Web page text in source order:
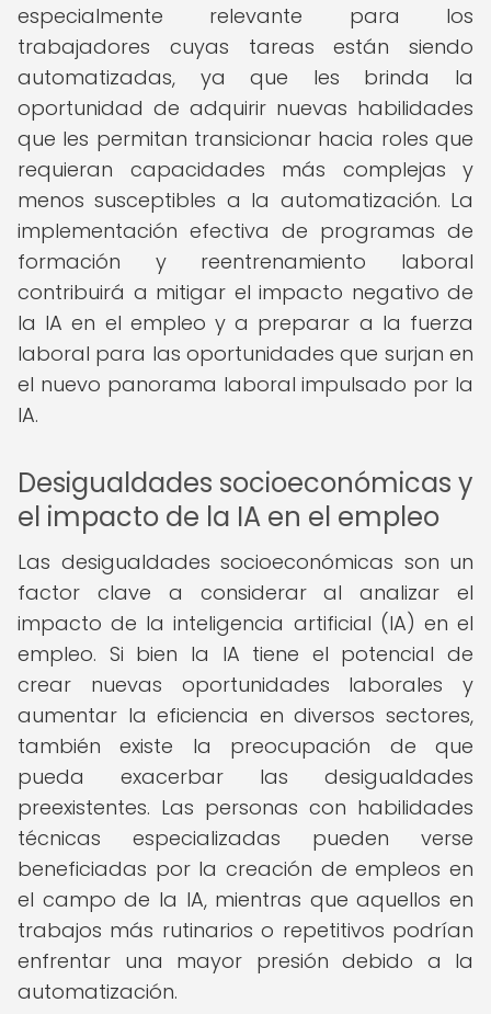
especialmente relevante para los
trabajadores cuyas tareas están siendo
automatizadas, ya que les brinda la
oportunidad de adquirir nuevas habilidades
que les permitan transicionar hacia roles que
requieran capacidades más complejas y
menos susceptibles a la automatización. La
implementación efectiva de programas de
formación y reentrenamiento laboral
contribuirá a mitigar el impacto negativo de
la IA en el empleo y a preparar a la fuerza
laboral para las oportunidades que surjan en
el nuevo panorama laboral impulsado por la
IA.
Desigualdades socioeconómicas y
el impacto de la IA en el empleo
Las desigualdades socioeconómicas son un
factor clave a considerar al analizar el
impacto de la inteligencia artificial (IA) en el
empleo. Si bien la IA tiene el potencial de
crear nuevas oportunidades laborales y
aumentar la eficiencia en diversos sectores,
también existe la preocupación de que
pueda exacerbar las desigualdades
preexistentes. Las personas con habilidades
técnicas especializadas pueden verse
beneficiadas por la creación de empleos en
el campo de la IA, mientras que aquellos en
trabajos más rutinarios o repetitivos podrían
enfrentar una mayor presión debido a la
automatización.